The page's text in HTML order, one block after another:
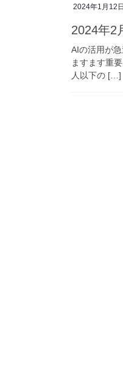
2024年1月12日
2024年2
AIの活用が
ますます重
人以下の […]